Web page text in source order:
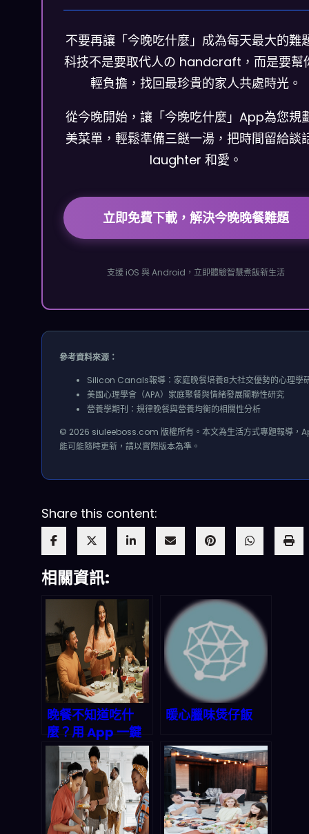
不要再讓「今晚吃什麼」成為每天最大的難
科技不是要取代人の handcraft，而是要幫
輕負擔，找回最珍貴的家人共處時光。
從今晚開始，讓「今晚吃什麼」App為您規
美菜單，輕鬆準備三餸一湯，把時間留給談
laughter 和愛。
立即免費下載，解決今晚晚餐難題
支援 iOS 與 Android，立即體驗智慧煮飯新生活
參考資料來源：
Silicon Canals報導：家庭晚餐培養8大社交優勢的心理學
美國心理學會（APA）家庭聚餐與情緒發展關聯性研究
營養學期刊：規律晚餐與營養均衡的相關性分析
© 2026 siuleeboss.com 版權所有。本文為生活方式專題報導，
能可能隨時更新，請以實際版本為準。
Share this content:
相關資訊:
晚餐不知道吃什
麼？用 App 一鍵
生成完美三餸一
湯，讓全家都開心
暖心臘味煲仔飯